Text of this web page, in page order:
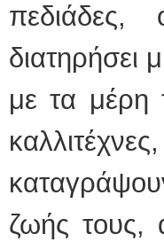
πεδιάδες,
διατηρήσει
με τα μέρη
ζωής τους,